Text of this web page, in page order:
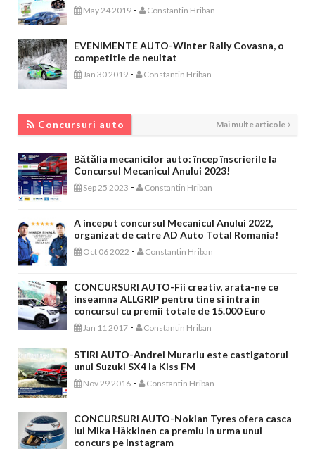
May 24 2019 - Constantin Hriban
EVENIMENTE AUTO-Winter Rally Covasna, o
competitie de neuitat
Jan 30 2019 - Constantin Hriban
Concursuri auto Mai multe articole
Bătălia mecanicilor auto: încep înscrierile la
Concursul Mecanicul Anului 2023!
Sep 25 2023 - Constantin Hriban
A inceput concursul Mecanicul Anului 2022,
organizat de catre AD Auto Total Romania!
Oct 06 2022 - Constantin Hriban
CONCURSURI AUTO-Fii creativ, arata-ne ce
inseamna ALLGRIP pentru tine si intra in
concursul cu premii totale de 15.000 Euro
Jan 11 2017 - Constantin Hriban
STIRI AUTO-Andrei Murariu este castigatorul
unui Suzuki SX4 la Kiss FM
Nov 29 2016 - Constantin Hriban
CONCURSURI AUTO-Nokian Tyres ofera casca
lui Mika Häkkinen ca premiu in urma unui
concurs pe Instagram